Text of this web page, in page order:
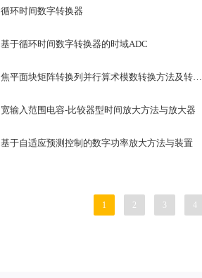
循环时间数字转换器
基于循环时间数字转换器的时域ADC
焦平面块矩阵转换列并行算术模数转换方法及转换器
宽输入范围电容-比较器型时间放大方法与放大器
基于自适应预测控制的数字功率放大方法与装置
1 2 3 4